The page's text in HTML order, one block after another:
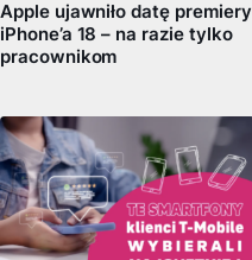
Apple ujawniło datę premiery
iPhone’a 18 – na razie tylko
pracownikom